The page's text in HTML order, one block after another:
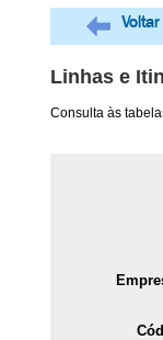
Voltar
Linhas e
Consulta às